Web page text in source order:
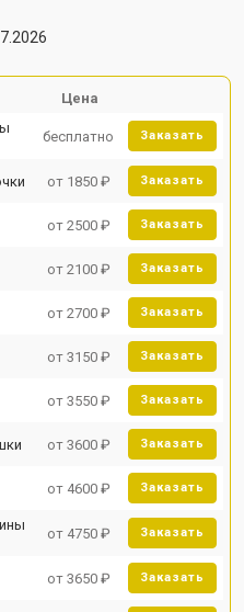
Цена
бесплатно Заказать
от 1850 ₽ Заказать
от 2500 ₽ Заказать
от 2100 ₽ Заказать
от 2700 ₽ Заказать
от 3150 ₽ Заказать
от 3550 ₽ Заказать
от 3600 ₽ Заказать
от 4600 ₽ Заказать
от 4750 ₽ Заказать
от 3650 ₽ Заказать